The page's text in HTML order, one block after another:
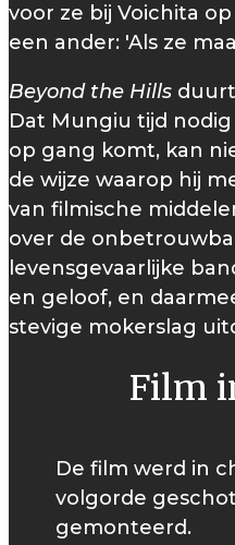
voor ze bij Voichita
een ander: 'Als ze
Beyond the Hills
Dat Mungiu tijd
op gang komt, kan
de wijze waarop hij
van filmische
over de
levensgevaarlijke
en geloof, en
stevige mokerslag
Film
De film werd in
volgorde
gemonteerd.